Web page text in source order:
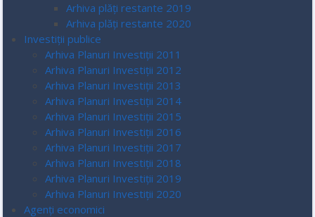
Arhiva plăți restante 2019
Arhiva plăți restante 2020
Investiții publice
Arhiva Planuri Investiții 2011
Arhiva Planuri Investiții 2012
Arhiva Planuri Investiții 2013
Arhiva Planuri Investiții 2014
Arhiva Planuri Investiții 2015
Arhiva Planuri Investiții 2016
Arhiva Planuri Investiții 2017
Arhiva Planuri Investiții 2018
Arhiva Planuri Investiții 2019
Arhiva Planuri Investiții 2020
Agenți economici